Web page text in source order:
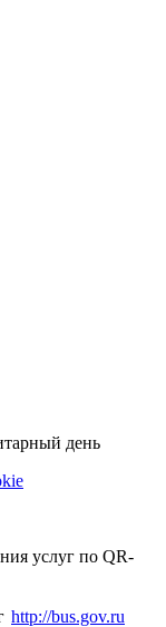
день
услуг по QR-
http://bus.gov.ru